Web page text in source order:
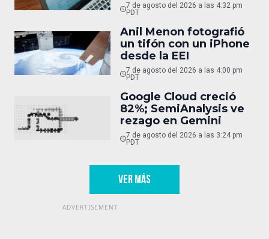
7 de agosto del 2026 a las 4:32 pm
PDT
Anil Menon fotografió
un tifón con un iPhone
desde la EEI
7 de agosto del 2026 a las 4:00 pm
PDT
Google Cloud creció
82%; SemiAnalysis ve
rezago en Gemini
7 de agosto del 2026 a las 3:24 pm
PDT
VER MÁS